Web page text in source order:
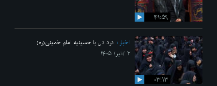
۴۱:۵۹
۰۳:۱۳
اخبار
درد دل با حسینیه امام خمینی(ره)
۲ /تیر/ ۱۴۰۵